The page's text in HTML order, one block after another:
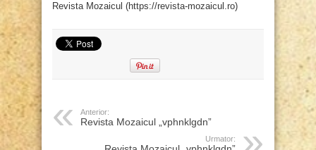
Revista Mozaicul (https://revista-mozaicul.ro)
Anterior:
Revista Mozaicul „vphnklgdn”
Urmator: